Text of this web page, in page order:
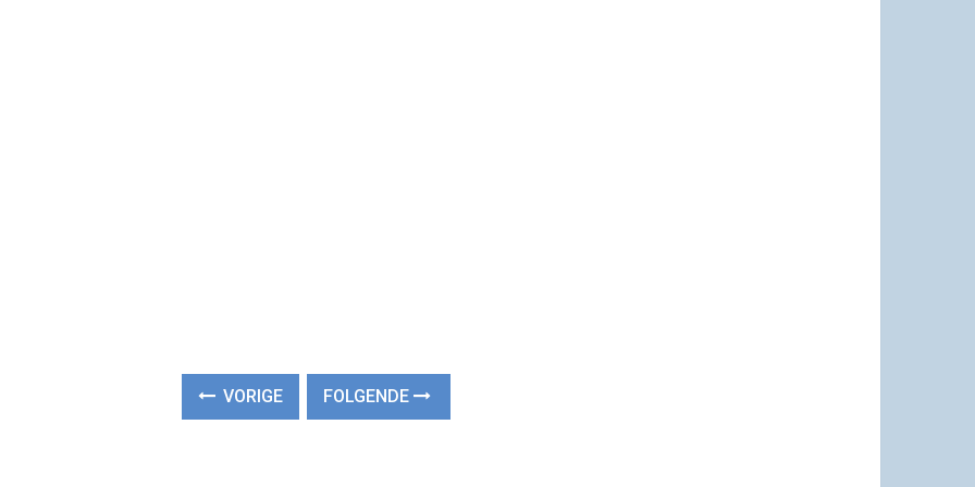
VORIGE FOLGENDE